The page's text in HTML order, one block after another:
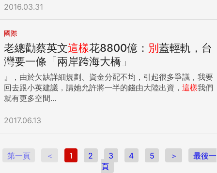
稚園、育幼院及小學等130多間機構，目前約已觸及2萬4千名
以上的孩童。 第一步打破壓抑，教學生說出憤怒 協會理事長
渡邊俊一指出，「Second Step」這套社會情緒技巧「同時強
調感性的察覺情緒，以及理性的表達情緒、解決問題。」課堂
上透過一張主角正癟著嘴的圖片，學童能觀察出對方正在生
氣，思考他為什麼生氣，並練習用自己的語彙傳達想法。課程
中也設計了「遭受霸凌」、「想偷拿東西」、「被同伴強迫去
做不喜歡的事情」等等狀況，由孩子們角色扮演，共同討論解
決方法。 這個過程對孩子是個新鮮的學習，對日本許多抱有既
定觀念的老師、父母，甚至現行教育體制，都有不小的衝擊。
日本第一個，也是目前唯一將情緒課程正式導入授課科目的東
京品川區，以「市民科」的名稱，對區內37所小學低年級學
童，進行2年共20堂，每堂45分鐘的課程。 品川區教育委員會
課長和氣正典曾表示，課程中教導「可以生氣」的觀念，和日
本傾向隱忍的印象大相逕庭，令他非常驚訝。但透過學習如何
妥善處理憤怒情緒，可以避免一味壓抑，最後造成情緒大爆
康的工作機會就只會一再地跟你說再見，美國MIT職涯發展分
個錯誤十分常見，在面試時面試者會提出五花八門的要求，舉
凡薪資、放假、教育訓練等，這些權利、福利確實是值得勞資
雙方共同討論，但這些問題的提出時間點，並不在於「面試」
這一刻，而是你已經「錄取」的時候。 目前應徵的這份職務確
實能夠帶給你很多東西，優渥的薪資、市場行銷的經歷等，然
而公司開出這項職務時，是為了能夠填補戰力的空缺或因應未
來公司發展而增設，並不是為了「你」。因此在面試的過程
坐在他面前的人，是公司最需要的人才。 二、沒有呈現出你對
這家公司的了解 大部份公司在面試時都會問一道題目，而這個
這個職務有興趣？」 許多人會開始滔滔不絕自己的偉大理想以
及個人興趣，例如像從事出版業的A，在新公司面試時遇到這
2016.03.31
國際
老總勸蔡英文這樣花8800億： 別蓋輕軌，台
灣要一條「兩岸跨海大橋」
』，由於欠缺詳細規劃、資金分配不均，引起很多爭議，我要
回去跟小英建議，請她允許將一半的錢由大陸出資， 這樣我們
就有更多空間...
2017.06.13
第一頁 ＜ 1 2 3 4 5 ＞
最後一
頁